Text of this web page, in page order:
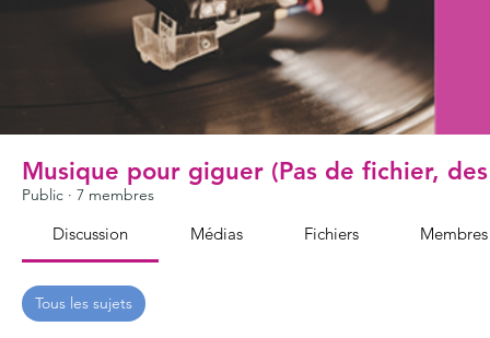
Musique pour giguer (Pas de fichier,
Public · 7 membres
Discussion Médias Fichiers Membres
Tous les sujets